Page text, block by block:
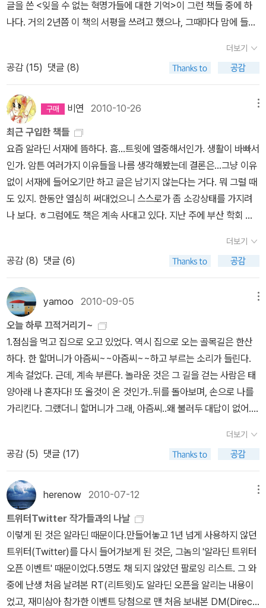
대한민국이 앞으로 더 발전할 거라고 생각하느냐고. 우리가 지금 예
보다 나아진다는 당위에 기초한 것인데 국가가 발전하면 당연히 기업
도 발전하고 앞으로 발전할 기업에 투자하는 것이 옳은 선택이 아니
겠느냐고 덧붙였다. 그는 그런 사람이다. 주식투자원칙이라는 것
이 무려 '국가는 발전한다'라는 어처구니없이 당연한 짧은 문장 하나
인 사람이다. 이런 사람이 제시하는 방향과 당부하는 조언들을 새기
지 않을 수가 없다. 아주 예전에 봤던 인터뷰도 떠오른다. 마음만 먹으
면 주식으로 엄청난 돈을 벌 수 있지 않느냐고 인터뷰어가 묻자 박경
철이, 할 수 있지만 안 하죠 라고 딱 잘라 말했다. 정상적인 경제질서
와 흐름을 교란해서는 안 된다고 말하던 그 매서운 눈빛이 바로 그 칼
같은 원칙을 보여주는 것이었음을 다시금 느낀다. 다 읽고서야 개정
판이 나온 걸 알았다. 말이 개정판이지 그냥 표지만 바뀌었다고 한다.
지 않았다는 것. 그것은 괜한 고집이 아니라 원칙은 시류에 따라 바뀌
지 않는다는 믿음 때문이다. “지금 후반부의 전망을 그럴듯하게 바꾸
고, 시류에 따라 개정에 개정을 거듭한다면 필자의 책은 늘 현재를 가
리키는 것처럼 여겨질 것이고, 그것은 애초에 이 책을 쓴 기획의도와
맞지 않는 일이 됩니다. 즉 이 책은 변하지 않는 원칙과 늘 부닥치는
시행착오, 두 가지를 모두 염두에 둔 책입니다.” 워낙에 변칙과 불법
이 정당화되는 세상이라 그런지 원칙과 기본을 강조하는 사람들을 보
면 정말 진심으로 애정을 갖게 된다. 나름의 자기철학을 세우고 실천
하는 사람들 보면 늘 존경스럽기 마련인데, 그 철학이라는 것이 심지
어 어떤 공공의 가치를 포함하고 있을 때면 말할 필요가 없다. 본인의
삶이 온전히 본인의 노력으로만 이루어진 것이 아님을 자각한다는
것, 늘 '함께'라는 눈으로 사회를 바라본다는 것은 그냥 그 모습만으로
읽은 책. 이 책은 박경철의 책보다도 2년이나 더 이전인 2004년 출
간되었다. 하, 근데 이게 6-7년 전 이야기라고는 믿기지 않을 정도로
현장감이 그대로 살아있다. '요즘 논란이 되는 검경 수사권 조정' 어쩌
구저쩌구 하는 데선 소름이 돋았다. 책 제목의 '풍경'이라는 단어가 말
해주듯 국가 최상위법인 헌법에 내재된 가치가 말 그대로 얼마나 가
치있는 것인지를 한 번 부드럽게 훑어주는 책이고, 몇 년이 지난다 한
들 헌법이란 게 쉽게 바뀌는 것도 아니기 때문에 헌법의 가치가 달라
질 리 없고 따라서 책 내용이 크게 달라질 일이 없긴 하지만, 법조계라
글을 쓴 <잊을 수 없는 혁명가들에 대한 기억>이 그런 책들 중에 하
나다. 거의 2년쯤 이 책의 서평을 쓰려고 했으나, 그때마다 맘에 들지
결한 듯 후련하다. 그런데 아직 그렇게 잘 소개해보고 싶은 책이 여럿
남아 있다. 이 책들은 어떻게 써야할까. 고민이다.김단야 선생과 이정
박헌영 선생은 존경하는 선배운동가(혁명가)이자, 개인적으로도 깊
은 인연을 맺고 있는 인물들이다. 이분들에 대한 책이 나올거라는 얘
길 듣고, 몇 년을 기다렸다.책을 다 읽고 나서 바로 소개글을 쓰고 싶
었으나, 좋은 책을 잘 소개하고 싶다는 욕심에 자꾸만 미루다보니 어
느새 2년이 넘게 지나버렸다.역시 잘 소개해서 널리 알리고 싶은책.
저자처럼 재미있게 잘 쓸 자신이 없어서 계속소개글을 쓰지 못하고
있다. 어떻게 써야할까? 계속 고민중이다.정말 도시락싸들고 다니면
서 읽으라고 권하고 싶은 책이다. 이 책은 소개글도 썼고, 단행본 <10
0인의 책마을>에도 소개했다. 내가 할 수 있는 만큼 최선을 다해 소
개한 듯 하다.아직 읽지 않은 분이 계시다면 꼭 읽으시라고 권하고 싶
다.아참, 이번에 나온 <에콜로지와 평화의 교차점>은 아직 읽는 중이
이 책은 아직 진행중이다. 곧 소개글을 써야겠다.이 책 처음 읽었을 때
는 김두식 선생님이 지금처럼 유명하지 않아서, 널리 알리고 싶다는
생각을 했다. 그런데,미처 글을 쓰지 못하고 시간이 지나는 동안 김두
식 선생님이 많이 유명해져서, 이제는 더이상 내가 소개글을 쓰지 않
아도 많이 읽히고 있는 듯 하다.그럼 굳이 애써 소개글을 쓰지 않아도
될까? 언젠가 한번 써보고 싶다는 욕심만 가져본다.이시백 선생님의
입담은 정말 최고다! 성석제 작가와 비교하는 사람들이 있는데, 내 기
준에서 이시백 선생님이 좀 더 낫다고 생각한다. 참 재미있게 읽었는
더보기
공감 (15) 댓글 (8)
비연 2010-10-26
최근 구입한 책들
요즘 알라딘 서재에 뜸하다. 흠...트윗에 열중해서인가. 생활이 바빠서
인가. 암튼 여러가지 이유들을 나름 생각해봤는데 결론은...그냥 이유
없이 서재에 들어오기만 하고 글은 남기지 않는다는 거다. 뭐 그럴 때
도 있지. 한동안 열심히 써대었으니 스스로가 좀 소강상태를 가지려
나 보다. ㅎ그럼에도 책은 계속 사대고 있다. 지난 주에 부산 학회 가
피해버렸다..흐흐. 다녀오니 큰 박스 하나가 내 방에 덩그러니. 하긴
'덩그러니' 라는 표현은 무색한 표현이다. 내 방은 이제 발 디딜틈도
없이 뭔가가 잔뜩 놓여 있기 때문에. 암튼 알라딘 박스를 보면서 나도
모르게 탄성을. '어머 책왔네!' ..옆에서 오마니 쯔쯔 하면서 저 책들 다
어디다 두려고 자꾸 사냐 라고 결국 한 말씀. 나는 헤헤. 하고는 그냥
푸드득 포장을 뜯어버렸다. 아무래도 어디 기증이라도 해야겠다. 너
무 쌓이긴 한다^^;;;자크 아탈리의 '깨어있는 자들의 나라' 예전에 '호
모 노마드-유목하는 인간'을 읽고 꽤 재밌다고 생각했다. 살아있는 프
랑스의 최고 석학이라는 자크 아탈리의 책이라니. 이 '깨어있는 자들
의 나라'는 중세 스페인의 두 현자 이야기이고 비밀의 책을 나서는 여
정의 글이다. 아마도 자크 아탈리의 기존의 생각들, 그러니까 자유라
든가 유목적 지성이라든가 이런 것이 이 환상적인 소설에 배여있지
않을까 싶다. 서점에서 이 책을 보는 순간 사야겠다 싶었지.피터 드러
지만,돌아가시고 나니 한번쯤 더 읽어봐야겠다 싶어진다. 피터 드러
커가 창의적으로 생각할 수 있었던 38가지의 질문들이 담긴 이 책. 0
1 죽은 후에 어떤 사람으로 기억되기 바라는가? 02 누군가의 삶에 변
화를 일으킨 적이 있는가? 03 과연 나는 가치 있는 일을 하고 있는
가? 04 그 나이에 또 오페라를 작곡하십니까? 05 나의 묘비명은 무
엇인가? 06 내가 한 일을 누가 아느냐고? ....등등등. 질문 하나하나
만을 보더라도 뭔가 있어보이는, 그래서 궁금하게 하는 책이다.김두
식의 '불편해도 괜챦아'이 책은 꼭 읽어야겠다 생각하고 있었다. 오히
더보기
공감 (8) 댓글 (6)
yamoo 2010-09-05
오늘 하루 끄적거리기~
1.점심을 먹고 집으로 오고 있었다. 역시 집으로 오는 골목길은 한산
하다. 한 할머니가 아즘씨~~아즘씨~~하고 부르는 소리가 들린다.
계속 걸었다. 근데, 계속 부른다. 놀라운 것은 그 길을 걷는 사람은 태
양아래 나 혼자다! 또 올것이 온 것인가..뒤를 돌아보며, 손으로 나를
가리킨다. 그랬더니 할머니가 그래, 아즘씨..왜 불러두 대답이 없어..
니, 응~~청년이네...에이, 일루와바..한다. 그래서 갔더니 우편물들을
보여주면서 읽어 달란다. 눈이 안뵈신다고...그래서 3번씩 또박또박
읽어드렸다. 됐죠~ 응~~고마워~~클클클~에휴~ 미용실에 가야겠
다~2.8월에 완독한 책이 거의 없다. 이런~흠..보자...<헌법의 풍경>,
<철학으로 보는 문화>, <경제적 공포>, <여자생활 백서> 4권 뿐이
다~찝적거린 책들은 많은데, 완독한 책이 없어 반성좀 해야 것다. 이
건 뭐, 너무 저조하다..몇 장 안남은 책들도 있는데 이걸 완독했다고
할 수도 없고..에휴~3.오늘 나갔다가 우연히 들른 헌책방에서 업어온
절판된 책들이다...역시 문고본은 싸다! 모두 합쳐 만원으로 보물을 건
져 왔다..ㅎㅎ
더보기
공감 (5) 댓글 (17)
herenow 2010-07-12
트위터Twitter 작가들과의 나날
이렇게 된 것은 알라딘 때문이다.만들어놓고 1년 넘게 사용하지 않던
트위터(Twitter)를 다시 들어가보게 된 것은, 그놈의 '알라딘 트위터
오픈 이벤트' 때문이었다.5명도 채 되지 않았던 팔로잉 리스트. 그 와
중에 난생 처음 날려본 RT(리트윗)도 알라딘 오픈을 알리는 내용이
었고, 재미삼아 참가한 이벤트 당첨으로 맨 처음 보내본 DM(Direct